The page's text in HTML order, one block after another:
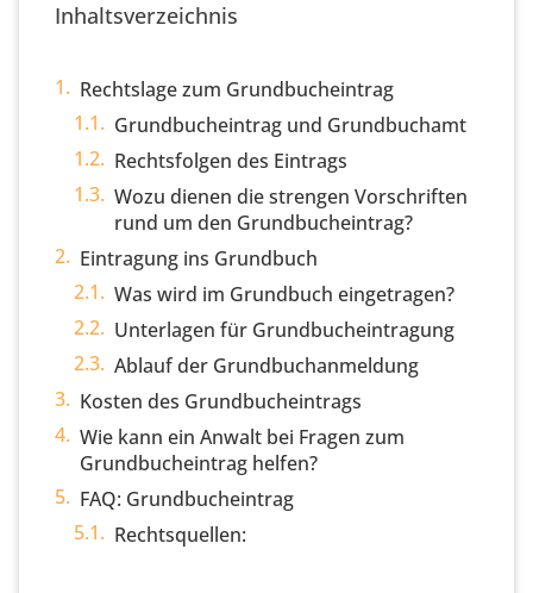
Inhaltsverzeichnis
Rechtslage zum Grundbucheintrag
Grundbucheintrag und Grundbuchamt
Rechtsfolgen des Eintrags
Wozu dienen die strengen Vorschriften
rund um den Grundbucheintrag?
Eintragung ins Grundbuch
Was wird im Grundbuch eingetragen?
Unterlagen für Grundbucheintragung
Ablauf der Grundbuchanmeldung
Kosten des Grundbucheintrags
Wie kann ein Anwalt bei Fragen zum
Grundbucheintrag helfen?
FAQ: Grundbucheintrag
Rechtsquellen: